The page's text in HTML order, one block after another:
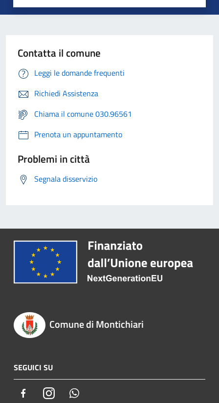
Contatta il comune
Leggi le domande frequenti
Richiedi Assistenza
Chiama il comune 030.96561
Prenota un appuntamento
Problemi in città
Segnala disservizio
Comune di Montichiari
SEGUICI SU
FacebookInstagram